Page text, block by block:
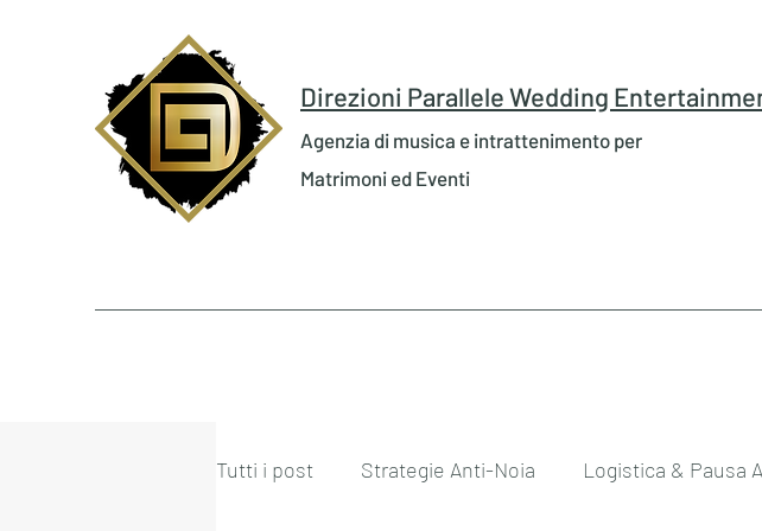
Direzioni Parallele Wedding
Agenzia di musica e intrattenimento per
Matrimoni ed Eventi
Tutti i post Strategie Anti-Noia Logistica & Pausa